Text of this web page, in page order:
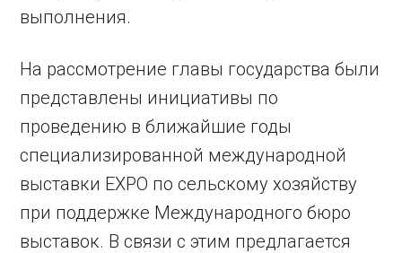
выполнения.
На рассмотрение главы государства были
представлены инициативы по
проведению в ближайшие годы
специализированной международной
выставки EXPO по сельскому хозяйству
при поддержке Международного бюро
выставок. В связи с этим предлагается